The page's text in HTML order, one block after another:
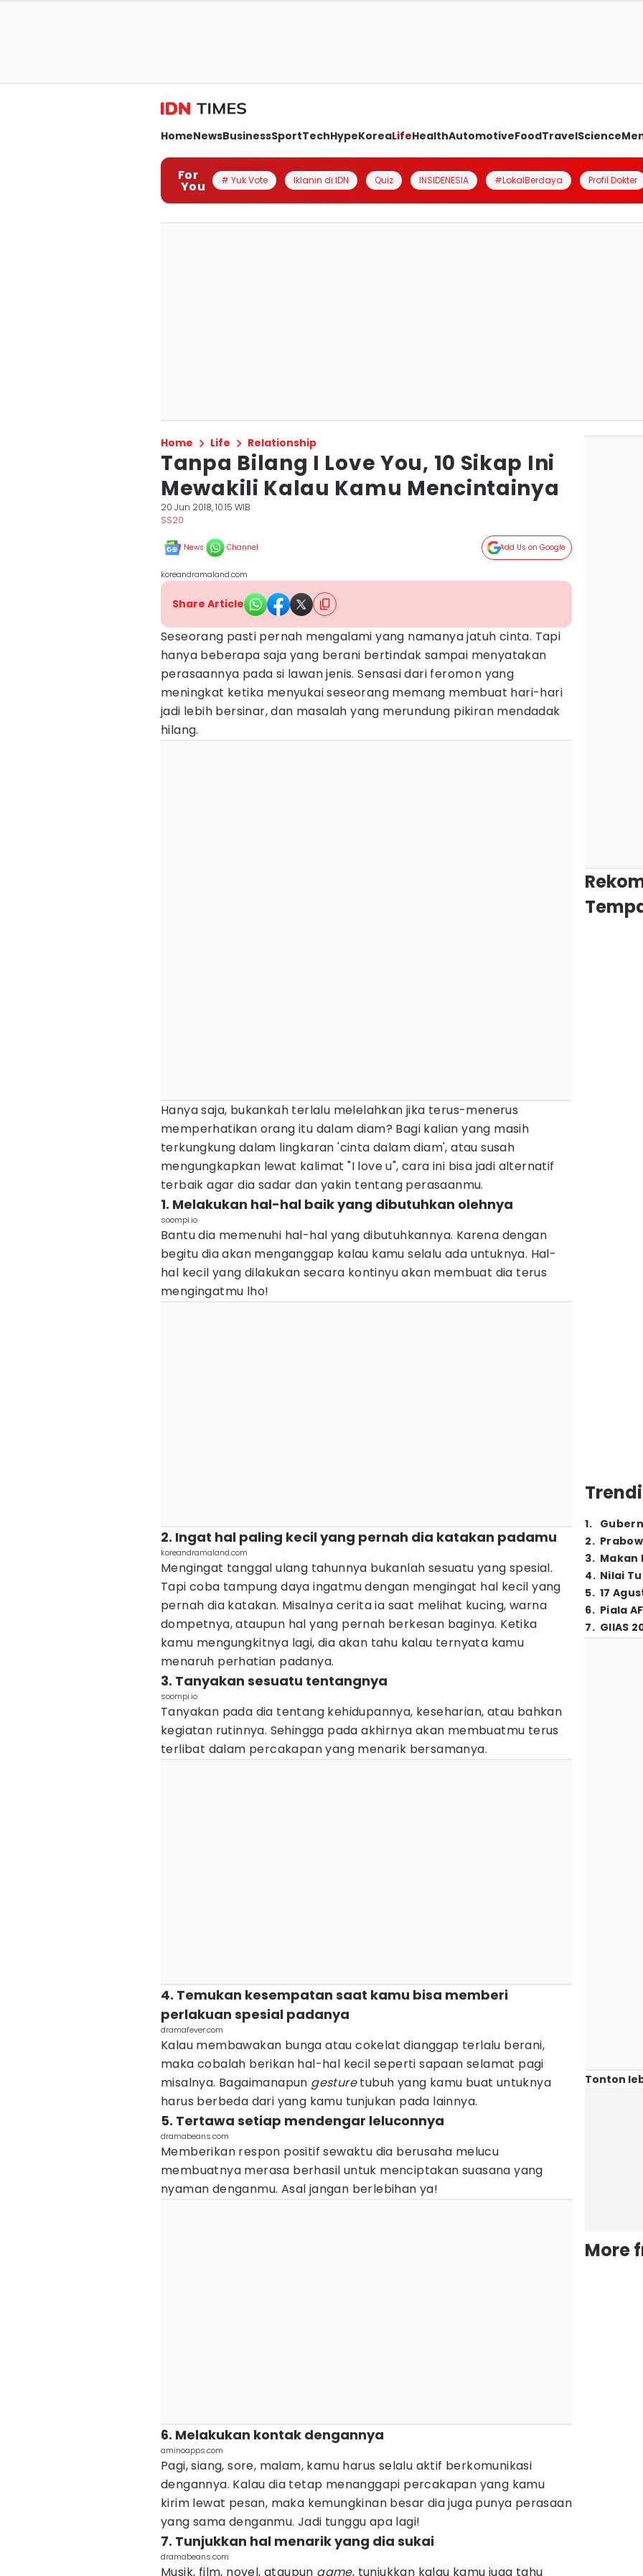
HomeNewsBusinessSportTechHypeKoreaLifeHealthAutomotiveFoodTravelScience
For
You # Yuk Vote Iklanin di IDN Quiz INSIDENESIA #LokalBerdaya Profil Dokter
Home Life Relationship
Tanpa Bilang I Love You, 10 Sikap Ini
Mewakili Kalau Kamu Mencintainya
20 Jun 2018, 10:15 WIB
SS20
News Channel Add Us on Google
koreandramaland.com
Share Article
Seseorang pasti pernah mengalami yang namanya jatuh cinta. Tapi
hanya beberapa saja yang berani bertindak sampai menyatakan
perasaannya pada si lawan jenis. Sensasi dari feromon yang
meningkat ketika menyukai seseorang memang membuat hari-hari
jadi lebih bersinar, dan masalah yang merundung pikiran mendadak
hilang.
Hanya saja, bukankah terlalu melelahkan jika terus-menerus
memperhatikan orang itu dalam diam? Bagi kalian yang masih
terkungkung dalam lingkaran 'cinta dalam diam', atau susah
mengungkapkan lewat kalimat "I love u", cara ini bisa jadi alternatif
terbaik agar dia sadar dan yakin tentang perasaanmu.
1. Melakukan hal-hal baik yang dibutuhkan olehnya
soompi.io
Bantu dia memenuhi hal-hal yang dibutuhkannya. Karena dengan
begitu dia akan menganggap kalau kamu selalu ada untuknya. Hal-
hal kecil yang dilakukan secara kontinyu akan membuat dia terus
mengingatmu lho!
2. Ingat hal paling kecil yang pernah dia katakan padamu
koreandramaland.com
Mengingat tanggal ulang tahunnya bukanlah sesuatu yang spesial.
Tapi coba tampung daya ingatmu dengan mengingat hal kecil yang
pernah dia katakan. Misalnya cerita ia saat melihat kucing, warna
dompetnya, ataupun hal yang pernah berkesan baginya. Ketika
kamu mengungkitnya lagi, dia akan tahu kalau ternyata kamu
menaruh perhatian padanya.
3. Tanyakan sesuatu tentangnya
soompi.io
Tanyakan pada dia tentang kehidupannya, keseharian, atau bahkan
kegiatan rutinnya. Sehingga pada akhirnya akan membuatmu terus
terlibat dalam percakapan yang menarik bersamanya.
4. Temukan kesempatan saat kamu bisa memberi
perlakuan spesial padanya
dramafever.com
Kalau membawakan bunga atau cokelat dianggap terlalu berani,
maka cobalah berikan hal-hal kecil seperti sapaan selamat pagi
misalnya. Bagaimanapun gesturetubuh yang kamu buat untuknya
harus berbeda dari yang kamu tunjukan pada lainnya.
5. Tertawa setiap mendengar leluconnya
dramabeans.com
Memberikan respon positif sewaktu dia berusaha melucu
membuatnya merasa berhasil untuk menciptakan suasana yang
nyaman denganmu. Asal jangan berlebihan ya!
6. Melakukan kontak dengannya
aminoapps.com
Pagi, siang, sore, malam, kamu harus selalu aktif berkomunikasi
dengannya. Kalau dia tetap menanggapi percakapan yang kamu
kirim lewat pesan, maka kemungkinan besar dia juga punya perasaan
yang sama denganmu. Jadi tunggu apa lagi!
7. Tunjukkan hal menarik yang dia sukai
dramabeans.com
Musik, film, novel, ataupun game, tunjukkan kalau kamu juga tahu
1.
2.
3. Makan
4. Nilai
5. 17
6. Piala
7. GIIAS
Tonton
More